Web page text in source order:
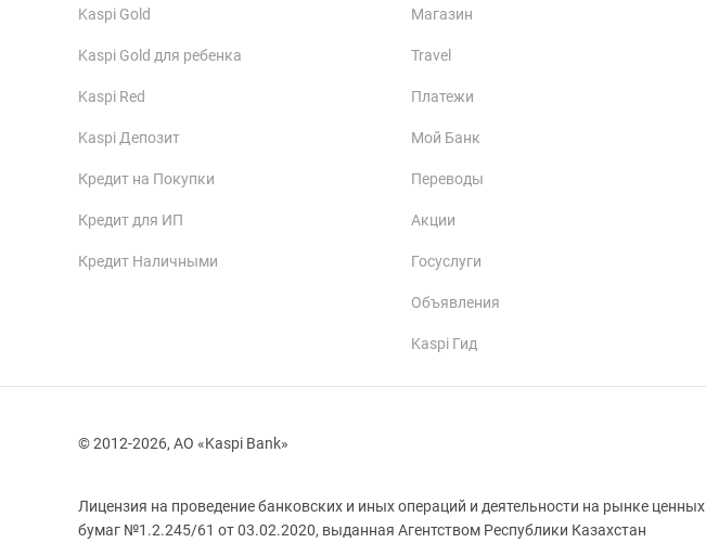
Kaspi Gold
Kaspi Gold для ребенка
Kaspi Red
Kaspi Депозит
Кредит на Покупки
Кредит для ИП
Кредит Наличными
Магазин
Travel
Платежи
Мой Банк
Переводы
Акции
Госуслуги
Объявления
Kaspi Гид
© 2012-2026, АО «Kaspi Bank»
Лицензия на проведение банковских и иных операций и деятельности на рынке ценных
бумаг №1.2.245/61 от 03.02.2020, выданная Агентством Республики Казахстан